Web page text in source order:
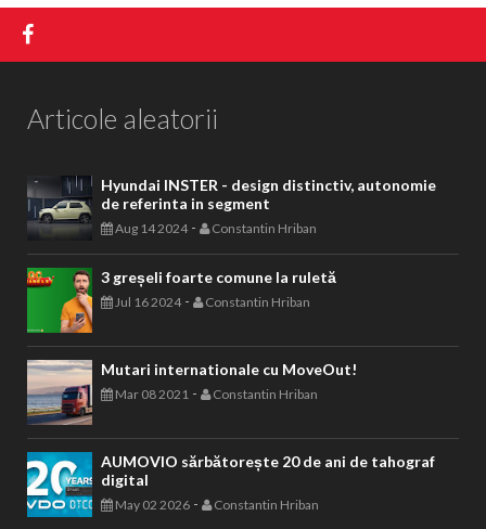
Articole aleatorii
Hyundai INSTER - design distinctiv, autonomie
de referinta in segment
Aug 14 2024- Constantin Hriban
3 greșeli foarte comune la ruletă
Jul 16 2024- Constantin Hriban
Mutari internationale cu MoveOut!
Mar 08 2021 - Constantin Hriban
AUMOVIO sărbătorește 20 de ani de tahograf
digital
May 02 2026 - Constantin Hriban